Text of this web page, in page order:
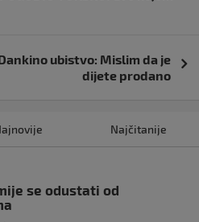
ubistvo: Mislim da je
dijete prodano
Najčitanije
se odustati od